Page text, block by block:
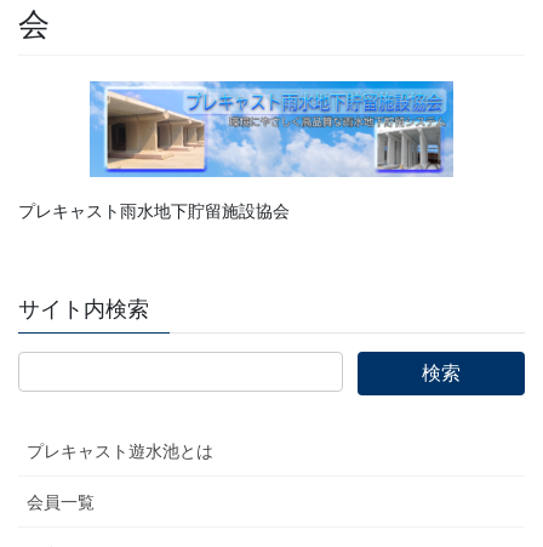
会
プレキャスト雨水地下貯留施設協会
サイト内検索
プレキャスト遊水池とは
会員一覧